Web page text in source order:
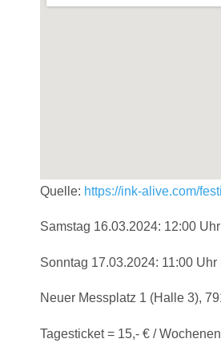
Quelle: https://ink-alive.com/
Samstag 16.03.2024: 12:00
Sonntag 17.03.2024: 11:00
Neuer Messplatz 1 (Halle 3),
Tagesticket = 15,- € /